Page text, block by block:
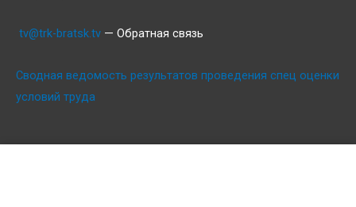
tv@trk-bratsk.tv — Обратная связь
Сводная ведомость результатов проведения спец оценки
условий труда